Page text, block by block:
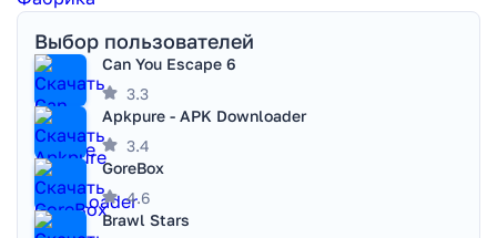
Выбор пользователей
Can You Escape 6
3.3
Apkpure - APK Downloader
3.4
GoreBox
4.6
Brawl Stars